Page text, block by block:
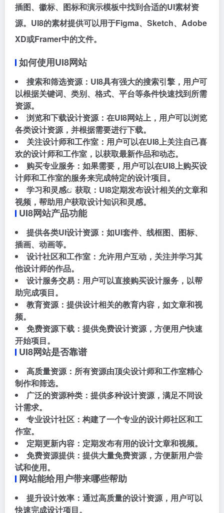
插图、徽标、图标和演示模板中找到合适的UI素材资
源。UI8的素材提供可以用于Figma、Sketch、Adobe
XD或Framer中的文件。
如何使用UI8网站
搜索和筛选资源：UI8具有强大的搜索引擎，用户可
以根据关键词、类别、格式、平台等条件快速找到所需
资源。
浏览和下载设计资源：在UI8网站上，用户可以浏览
各类设计资源，并根据需要进行下载。
关注设计师和工作室：用户可以在UI8上关注自己喜
欢的设计师和工作室，以获取最新作品和动态。
购买专业服务：如果需要，用户可以在UI8上购买设
计师和工作室的服务来完成特定的设计项目。
学习和灵感
获取：UI8定期发布设计相关的文章和
视频，帮助用户获取设计知识和灵感。
UI8网站产品功能
提供各类UI设计资源：如UI套件、线框图、图标、
插画、动画等。
设计社区和工作室：允许用户互动，关注并学习其
他设计师的作品。
设计服务交易：用户可以直接购买设计服务，以帮
助完成项目。
教育资源：提供设计相关的教育内容，如文章和视
频。
免费资源下载：提供免费设计资源，方便用户快速
开始项目。
UI8网站是否靠谱
高质量资源：所有资源由顶尖设计师和工作室精心
制作和筛选。
广泛的资源种类：提供多种设计资源，满足不同设
计需求。
专业设计社区：构建了一个专业的设计师社区和工
作室。
定期更新内容：定期发布有用的设计文章和视频。
免费资源提供：提供大量免费资源，方便新用户尝
试和使用。
网站能给用户带来哪些帮助
提升设计效率：通过高质量的设计资源，用户可以
快速完成设计项目。